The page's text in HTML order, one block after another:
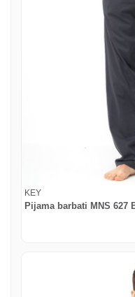
KEY
Pijama barbati MNS 627